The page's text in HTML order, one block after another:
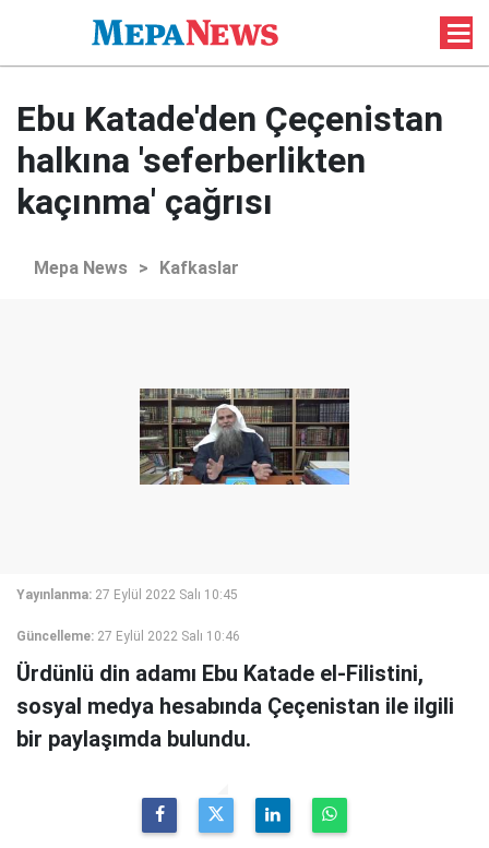
Ebu Katade'den Çeçenistan
halkına 'seferberlikten
kaçınma' çağrısı
Mepa News > Kafkaslar
Yayınlanma: 27 Eylül 2022 Salı 10:45
Güncelleme: 27 Eylül 2022 Salı 10:46
Ürdünlü din adamı Ebu Katade el-Filistini,
sosyal medya hesabında Çeçenistan ile ilgili
bir paylaşımda bulundu.